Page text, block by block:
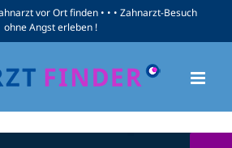
vor Ort finden • • • Zahnarzt-Besuch
ohne Angst erleben !
information available.